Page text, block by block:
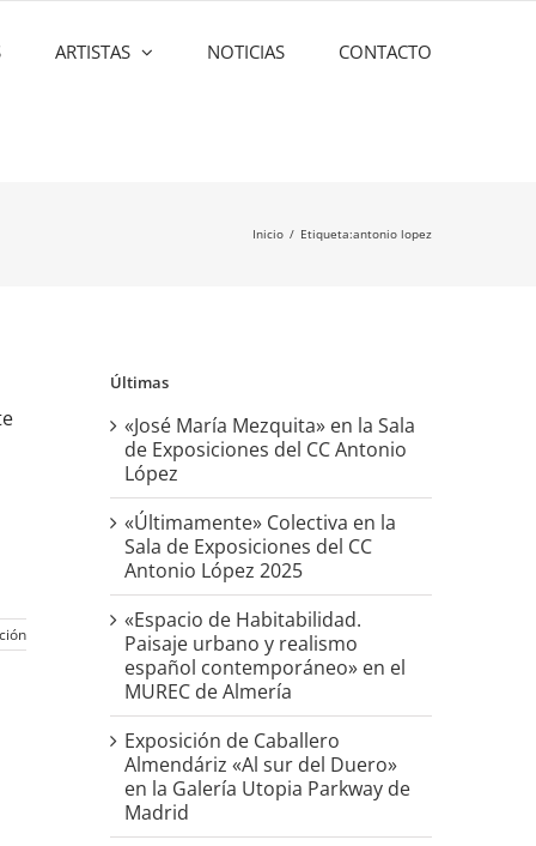
ARTISTAS NOTICIAS CONTACTO
Inicio Etiqueta:antonio lopez
Últimas
«José María Mezquita» en la Sala
de Exposiciones del CC Antonio
López
«Últimamente» Colectiva en la
Sala de Exposiciones del CC
Antonio López 2025
«Espacio de Habitabilidad.
Paisaje urbano y realismo
español contemporáneo» en el
MUREC de Almería
Exposición de Caballero
Almendáriz «Al sur del Duero»
en la Galería Utopia Parkway de
Madrid